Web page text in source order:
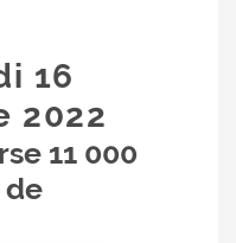
16
2022
11 000
de